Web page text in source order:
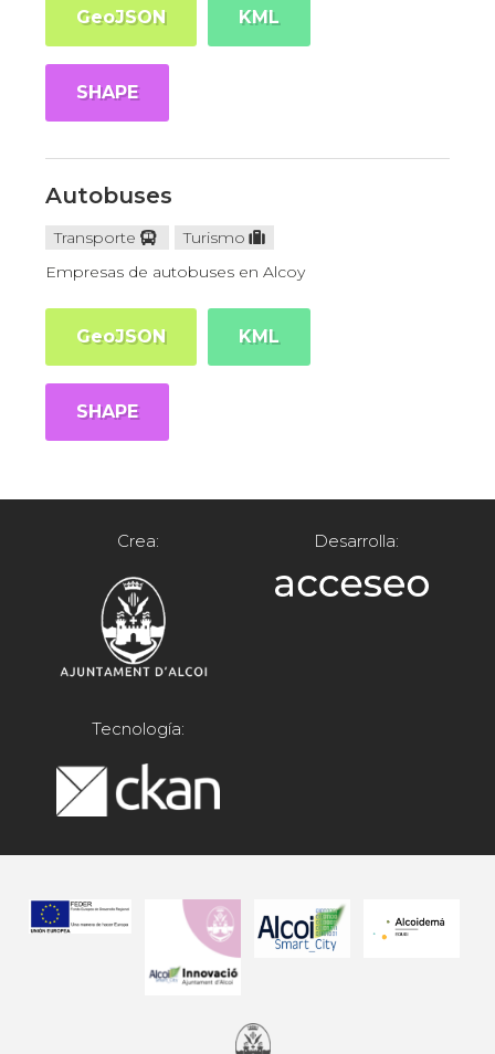
GeoJSON KML
SHAPE
Autobuses
Transporte
Turismo
Empresas de autobuses en Alcoy
GeoJSON KML
SHAPE
Crea: Desarrolla:
Tecnología: